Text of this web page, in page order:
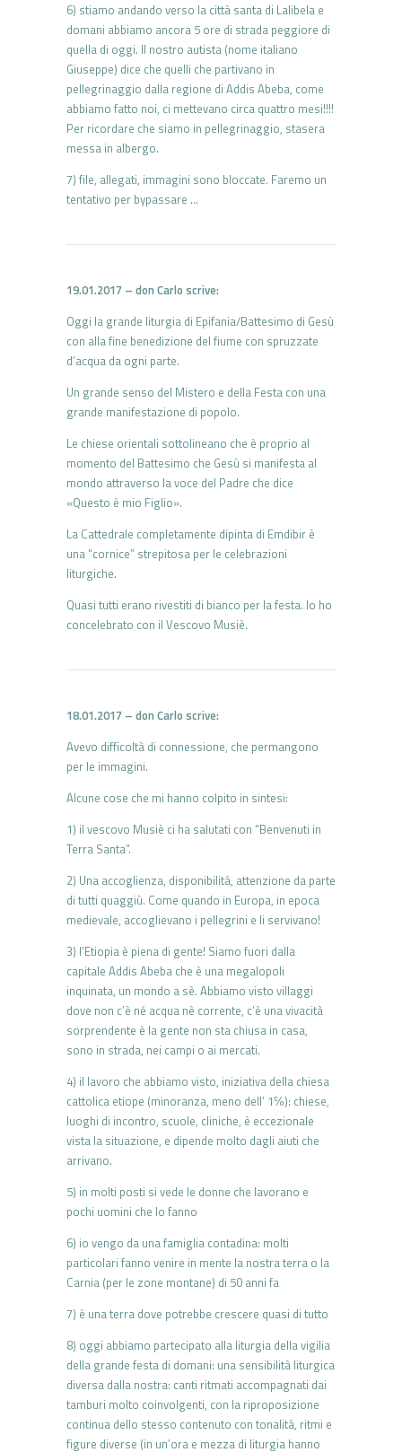
6) stiamo andando verso la città santa di Lalibela e
domani abbiamo ancora 5 ore di strada peggiore di
quella di oggi. Il nostro autista (nome italiano
Giuseppe) dice che quelli che partivano in
pellegrinaggio dalla regione di Addis Abeba, come
abbiamo fatto noi, ci mettevano circa quattro mesi!!!!
Per ricordare che siamo in pellegrinaggio, stasera
messa in albergo.
7) file, allegati, immagini sono bloccate. Faremo un
tentativo per bypassare …
19.01.2017 – don Carlo scrive:
Oggi la grande liturgia di Epifania/Battesimo di Gesù
con alla fine benedizione del fiume con spruzzate
d’acqua da ogni parte.
Un grande senso del Mistero e della Festa con una
grande manifestazione di popolo.
Le chiese orientali sottolineano che è proprio al
momento del Battesimo che Gesù si manifesta al
mondo attraverso la voce del Padre che dice
«Questo è mio Figlio».
La Cattedrale completamente dipinta di Emdibir è
una “cornice” strepitosa per le celebrazioni
liturgiche.
Quasi tutti erano rivestiti di bianco per la festa. Io ho
concelebrato con il Vescovo Musiè.
18.01.2017 – don Carlo scrive:
Avevo difficoltà di connessione, che permangono
per le immagini.
Alcune cose che mi hanno colpito in sintesi:
1) il vescovo Musiè ci ha salutati con “Benvenuti in
Terra Santa”.
2) Una accoglienza, disponibilità, attenzione da parte
di tutti quaggiù. Come quando in Europa, in epoca
medievale, accoglievano i pellegrini e li servivano!
3) l’Etiopia è piena di gente! Siamo fuori dalla
capitale Addis Abeba che è una megalopoli
inquinata, un mondo a sè. Abbiamo visto villaggi
dove non c’è né acqua nè corrente, c’è una vivacità
sorprendente è la gente non sta chiusa in casa,
sono in strada, nei campi o ai mercati.
4) il lavoro che abbiamo visto, iniziativa della chiesa
cattolica etiope (minoranza, meno dell’ 1℅): chiese,
luoghi di incontro, scuole, cliniche, è eccezionale
vista la situazione, e dipende molto dagli aiuti che
arrivano.
5) in molti posti si vede le donne che lavorano e
pochi uomini che lo fanno
6) io vengo da una famiglia contadina: molti
particolari fanno venire in mente la nostra terra o la
Carnia (per le zone montane) di 50 anni fa
7) è una terra dove potrebbe crescere quasi di tutto
8) oggi abbiamo partecipato alla liturgia della vigilia
della grande festa di domani: una sensibilità liturgica
diversa dalla nostra: canti ritmati accompagnati dai
tamburi molto coinvolgenti, con la riproposizione
continua dello stesso contenuto con tonalità, ritmi e
figure diverse (in un’ora e mezza di liturgia hanno